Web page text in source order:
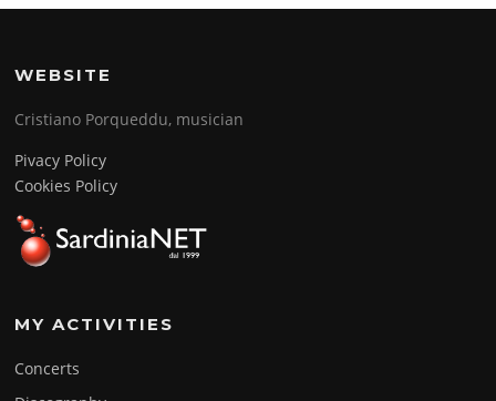
WEBSITE
Cristiano Porqueddu, musician
Pivacy Policy
Cookies Policy
MY ACTIVITIES
Concerts